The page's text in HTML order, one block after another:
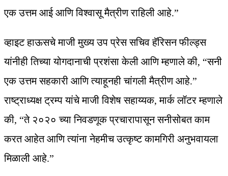
एक उत्तम आई आणि विश्वासू मैत्रीण राहिली आहे.”
व्हाइट हाऊसचे माजी मुख्य उप प्रेस सचिव हॅरिसन फील्ड्स
यांनीही तिच्या योगदानाची प्रशंसा केली आणि म्हणाले की, “सनी
एक उत्तम सहकारी आणि त्याहूनही चांगली मैत्रीण आहे.”
राष्ट्राध्यक्ष ट्रम्प यांचे माजी विशेष सहाय्यक, मार्क लॉटर म्हणाले
की, “ते २०२० च्या निवडणूक प्रचारापासून सनीसोबत काम
करत आहेत आणि त्यांना नेहमीच उत्कृष्ट कामगिरी अनुभवायला
मिळाली आहे.”